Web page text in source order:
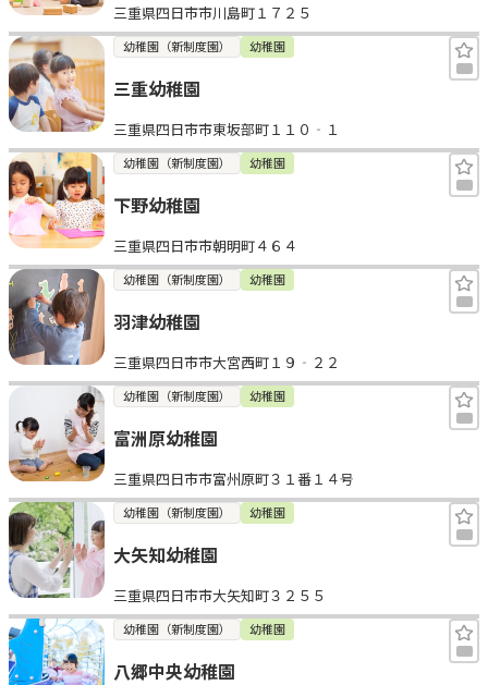
三重県四日市市川島町１７２５
幼稚園（新制度園） 幼稚園
三重幼稚園
三重県四日市市東坂部町１１０‐１
幼稚園（新制度園） 幼稚園
下野幼稚園
三重県四日市市朝明町４６４
幼稚園（新制度園） 幼稚園
羽津幼稚園
三重県四日市市大宮西町１９‐２２
幼稚園（新制度園） 幼稚園
富洲原幼稚園
三重県四日市市富州原町３１番１４号
幼稚園（新制度園） 幼稚園
大矢知幼稚園
三重県四日市市大矢知町３２５５
幼稚園（新制度園） 幼稚園
八郷中央幼稚園